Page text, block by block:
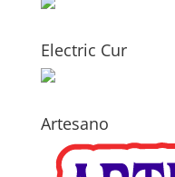
Electric Cur
Artesano